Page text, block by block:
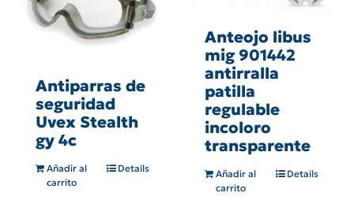
Antiparras de
seguridad
Uvex Stealth
gy 4c
Añadir al
carrito
Details
Anteojo libus
mig 901442
antirralla
patilla
regulable
incoloro
transparente
Añadir al
carrito
Details